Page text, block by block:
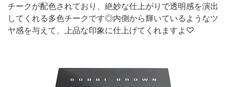
チークが配色されており、絶妙な仕上がりで透明感を演出
してくれる多色チークです◎内側から輝いているようなツ
ヤ感を与えて、上品な印象に仕上げてくれますよ♡